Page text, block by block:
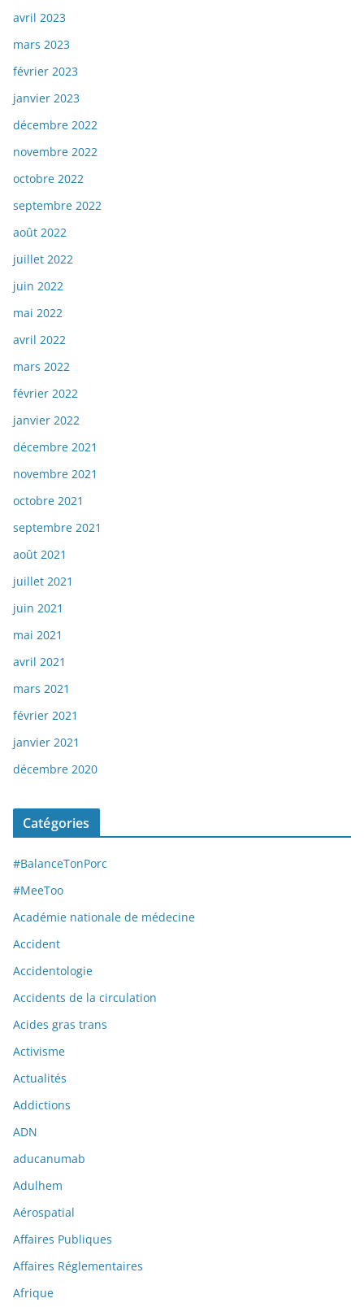
avril 2023
mars 2023
février 2023
janvier 2023
décembre 2022
novembre 2022
octobre 2022
septembre 2022
août 2022
juillet 2022
juin 2022
mai 2022
avril 2022
mars 2022
février 2022
janvier 2022
décembre 2021
novembre 2021
octobre 2021
septembre 2021
août 2021
juillet 2021
juin 2021
mai 2021
avril 2021
mars 2021
février 2021
janvier 2021
décembre 2020
Catégories
#BalanceTonPorc
#MeeToo
Académie nationale de médecine
Accident
Accidentologie
Accidents de la circulation
Acides gras trans
Activisme
Actualités
Addictions
ADN
aducanumab
Adulhem
Aérospatial
Affaires Publiques
Affaires Réglementaires
Afrique